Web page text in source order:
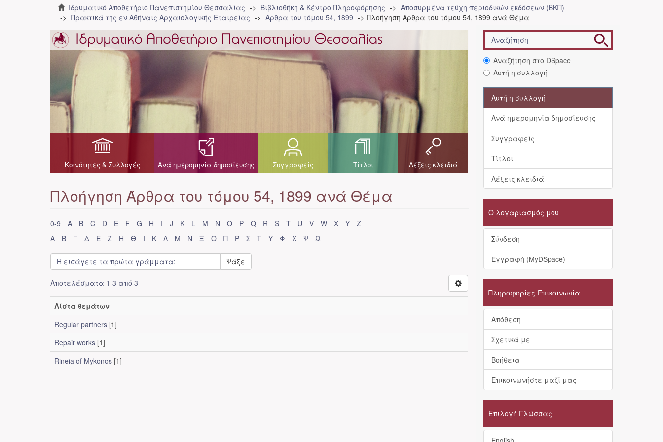
Ιδρυματικό Αποθετήριο Πανεπιστημίου Θεσσαλίας Βιβλιοθήκη & Κέντρο Πληροφόρησης
Αποσυρμένα τεύχη περιοδικών εκδόσεων (ΒΚΠ)
Πρακτικά της εν Αθήναις Αρχαιολογικής Εταιρείας
Άρθρα του τόμου 54, 1899 Πλοήγηση Άρθρα του τόμου 54, 1899 ανά Θέμα
Κοινότητες & Συλλογές Ανά ημερομηνία δημοσίευσης Συγγραφείς Τίτλοι Λέξεις κλειδιά
Πλοήγηση Άρθρα του τόμου 54, 1899 ανά Θέμα
0-9 A B C D E F G H I J K L M N O P Q R S T U V W X Y
Z
Α
Β Γ Δ Ε Ζ Η Θ Ι Κ Λ Μ Ν Ξ Ο Π Ρ Σ Τ Υ Φ Χ Ψ Ω
Ψάξε
Αποτελέσματα 1-3 από 3
Λίστα θεμάτων
Regular partners [1]
Repair works [1]
Rineia of Mykonos [1]
Αναζήτηση στο DSpace
Αυτή η συλλογή
Αυτή η συλλογή
Ανά ημερομηνία δημοσίευσης
Συγγραφείς
Τίτλοι
Λέξεις κλειδιά
Ο λογαριασμός μου
Σύνδεση
Εγγραφή (MyDSpace)
Πληροφορίες-Επικοινωνία
Απόθεση
Σχετικά με
Βοήθεια
Επικοινωνήστε μαζί μας
Επιλογή Γλώσσας
English